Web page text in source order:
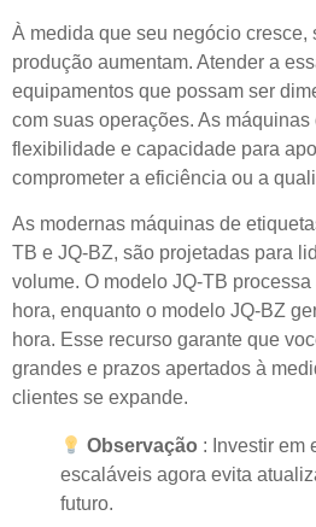
À medida que seu negócio cresce,
produção aumentam. Atender a
equipamentos que possam ser
com suas operações. As
flexibilidade e capacidade para
comprometer a eficiência ou a
As modernas máquinas de
TB e JQ-BZ, são projetadas para
volume. O modelo JQ-TB
hora, enquanto o modelo JQ-BZ
hora. Esse recurso garante que
grandes e prazos apertados à
clientes se expande.
Observação : Investir em
escaláveis ​​agora evita
futuro.